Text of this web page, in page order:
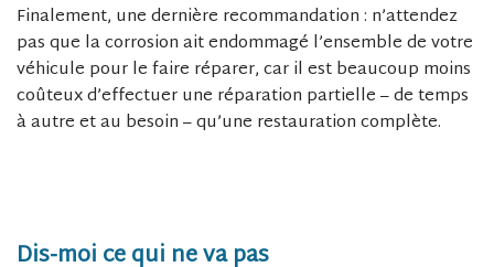
Finalement, une dernière recommandation : n’attendez
pas que la corrosion ait endommagé l’ensemble de votre
véhicule pour le faire réparer, car il est beaucoup moins
coûteux d’effectuer une réparation partielle – de temps
à autre et au besoin – qu’une restauration complète.
Dis-moi ce qui ne va pas